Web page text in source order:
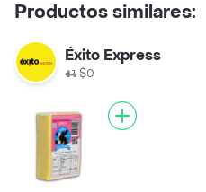
Productos similares:
Éxito Express
$0